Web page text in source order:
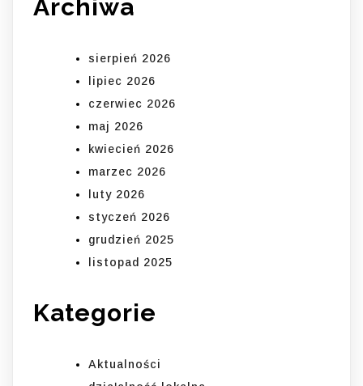
Archiwa
sierpień 2026
lipiec 2026
czerwiec 2026
maj 2026
kwiecień 2026
marzec 2026
luty 2026
styczeń 2026
grudzień 2025
listopad 2025
Kategorie
Aktualności